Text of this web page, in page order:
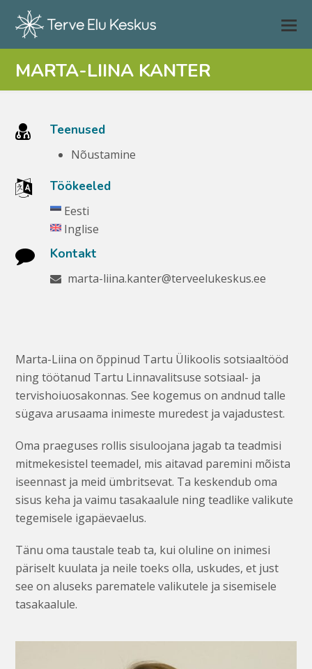
MARTA-LIINA KANTER
Teenused
Nõustamine
Töökeeled
Eesti
Inglise
Kontakt
marta-liina.kanter@terveelukeskus.ee
Marta-Liina on õppinud Tartu Ülikoolis sotsiaaltööd
ning töötanud Tartu Linnavalitsuse sotsiaal- ja
tervishoiuosakonnas. See kogemus on andnud talle
sügava arusaama inimeste muredest ja vajadustest.
Oma praeguses rollis sisuloojana jagab ta teadmisi
mitmekesistel teemadel, mis aitavad paremini mõista
iseennast ja meid ümbritsevat. Ta keskendub oma
sisus keha ja vaimu tasakaalule ning teadlike valikute
tegemisele igapäevaelus.
Tänu oma taustale teab ta, kui oluline on inimesi
päriselt kuulata ja neile toeks olla, uskudes, et just
see on aluseks parematele valikutele ja sisemisele
tasakaalule.